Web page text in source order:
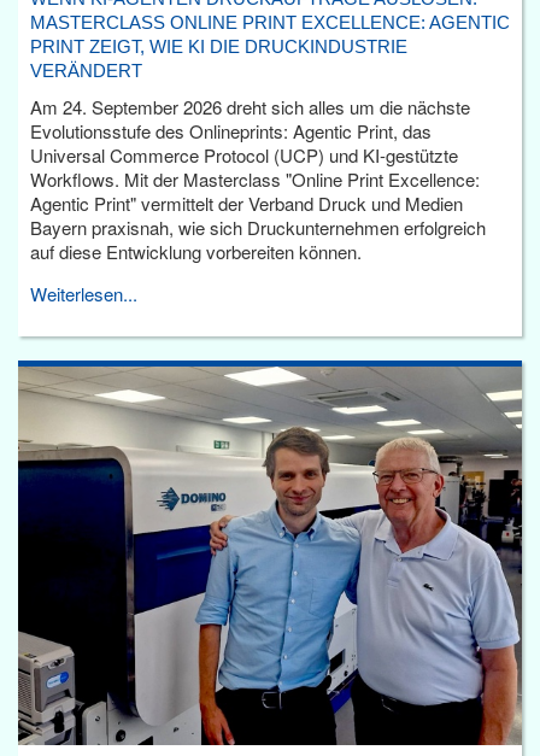
MASTERCLASS ONLINE PRINT EXCELLENCE: AGENTIC
PRINT ZEIGT, WIE KI DIE DRUCKINDUSTRIE
VERÄNDERT
Am 24. September 2026 dreht sich alles um die nächste
Evolutionsstufe des Onlineprints: Agentic Print, das
Universal Commerce Protocol (UCP) und KI-gestützte
Workflows. Mit der Masterclass "Online Print Excellence:
Agentic Print" vermittelt der Verband Druck und Medien
Bayern praxisnah, wie sich Druckunternehmen erfolgreich
auf diese Entwicklung vorbereiten können.
Weiterlesen...